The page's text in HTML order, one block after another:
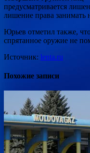
предусматривается
лишение права занимать
Юрьев отметил также,
спрятанное оружие не
Источник: lenta.ru
Похожие записи